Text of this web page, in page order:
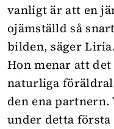
vanligt är att en
ojämställd så
bilden, säger
Hon menar att
naturliga
den ena
under detta